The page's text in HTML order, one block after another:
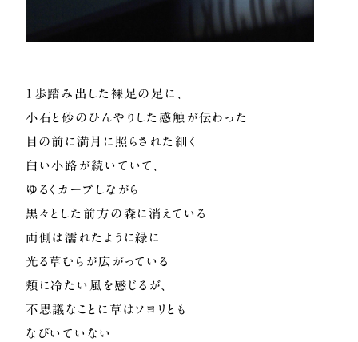
1歩踏み出した裸足の足に、
小石と砂のひんやりした感触が伝わった
目の前に満月に照らされた細く
白い小路が続いていて、
ゆるくカーブしながら
黒々とした前方の森に消えている
両側は濡れたように緑に
光る草むらが広がっている
頬に冷たい風を感じるが、
不思議なことに草はソヨリとも
なびいていない